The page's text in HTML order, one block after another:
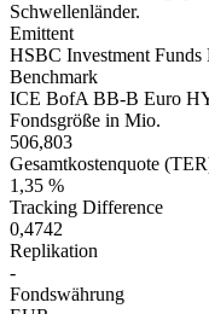
Schwellenländer.
Emittent
HSBC Investment Funds
Benchmark
ICE BofA BB-B Euro
Fondsgröße in Mio.
506,803
Gesamtkostenquote
1,35 %
Tracking Difference
0,4742
Replikation
-
Fondswährung